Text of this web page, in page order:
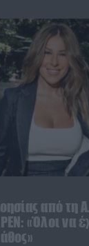
από τη
«Όλοι να